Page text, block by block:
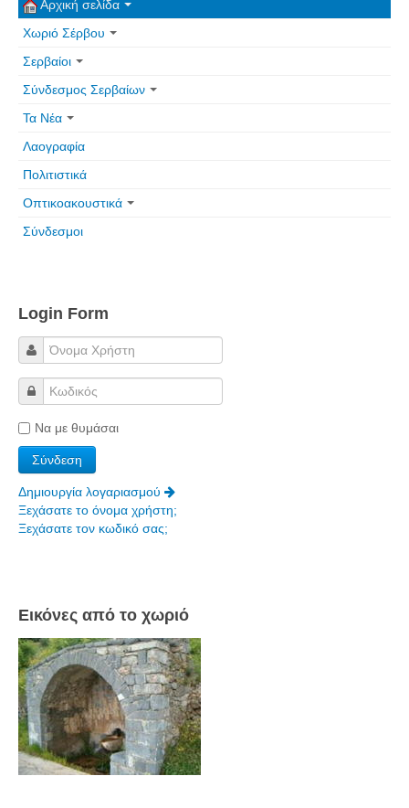
Αρχική σελίδα
Χωριό Σέρβου
Σερβαίοι
Σύνδεσμος Σερβαίων
Τα Νέα
Λαογραφία
Πολιτιστικά
Οπτικοακουστικά
Σύνδεσμοι
Login Form
Να με θυμάσαι
Δημιουργία λογαριασμού
Ξεχάσατε το όνομα χρήστη;
Ξεχάσατε τον κωδικό σας;
Εικόνες από το χωριό